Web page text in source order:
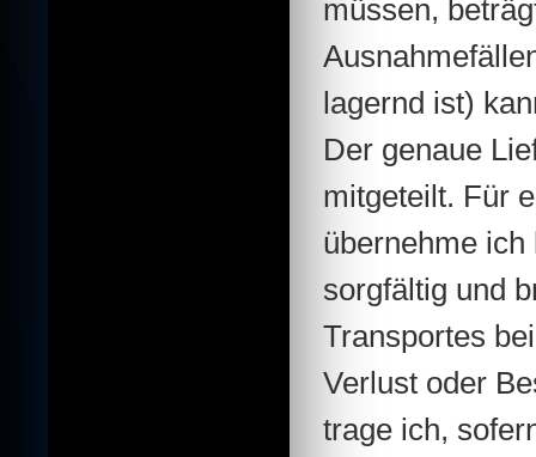
müssen,
lagernd ist)
Der genaue
mitgeteilt. Für
übernehme
sorgfältig und
Transportes
Verlust oder
trage ich,